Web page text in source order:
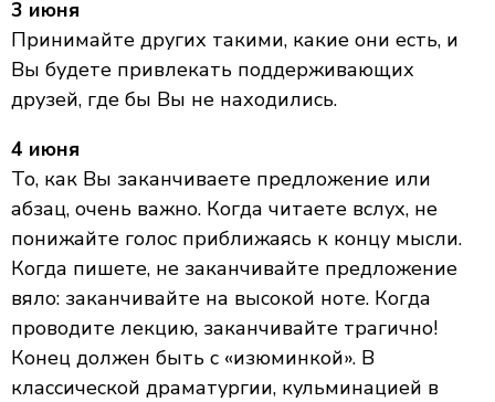
3 июня
Принимайте других такими, какие они есть, и
Вы будете привлекать поддерживающих
друзей, где бы Вы не находились.
4 июня
То, как Вы заканчиваете предложение или
абзац, очень важно. Когда читаете вслух, не
понижайте голос приближаясь к концу мысли.
Когда пишете, не заканчивайте предложение
вяло: заканчивайте на высокой ноте. Когда
проводите лекцию, заканчивайте трагично!
Конец должен быть с «изюминкой». В
классической драматургии, кульминацией в